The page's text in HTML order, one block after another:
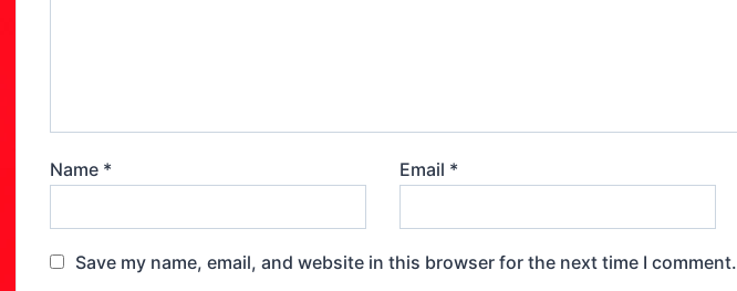
Name * Email *
Save my name, email, and website in this browser for the next time I comment.